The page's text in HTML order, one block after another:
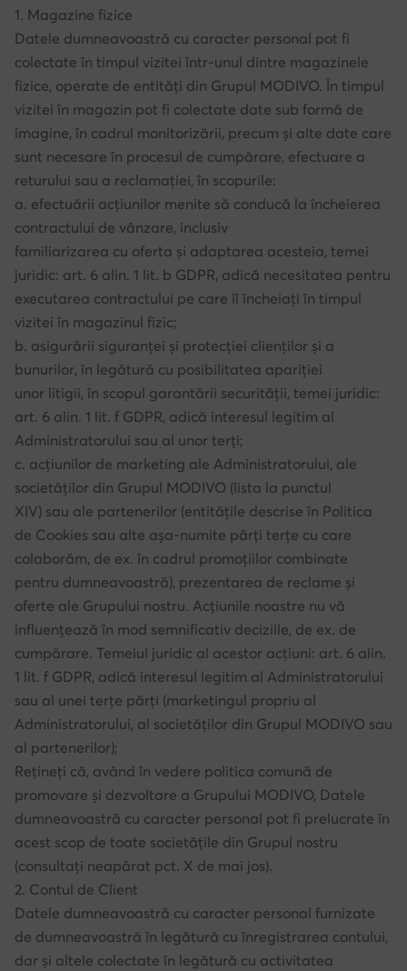
1. Magazine fizice
Datele dumneavoastră cu caracter personal pot fi
colectate în timpul vizitei într-unul dintre magazinele
fizice, operate de entități din Grupul MODIVO. În timpul
vizitei în magazin pot fi colectate date sub formă de
imagine, în cadrul monitorizării, precum și alte date care
sunt necesare în procesul de cumpărare, efectuare a
returului sau a reclamației, în scopurile:
a. efectuării acțiunilor menite să conducă la încheierea
contractului de vânzare, inclusiv
familiarizarea cu oferta și adaptarea acesteia, temei
juridic: art. 6 alin. 1 lit. b GDPR, adică necesitatea pentru
executarea contractului pe care îl încheiați în timpul
vizitei în magazinul fizic;
b. asigurării siguranței și protecției clienților și a
bunurilor, în legătură cu posibilitatea apariției
unor litigii, în scopul garantării securității, temei juridic:
art. 6 alin. 1 lit. f GDPR, adică interesul legitim al
Administratorului sau al unor terți;
c. acțiunilor de marketing ale Administratorului, ale
societăților din Grupul MODIVO (lista la punctul
XIV) sau ale partenerilor (entitățile descrise în Politica
de Cookies sau alte așa-numite părți terțe cu care
colaborăm, de ex. în cadrul promoțiilor combinate
pentru dumneavoastră), prezentarea de reclame și
oferte ale Grupului nostru. Acțiunile noastre nu vă
influențează în mod semnificativ deciziile, de ex. de
cumpărare. Temeiul juridic al acestor acțiuni: art. 6 alin.
1 lit. f GDPR, adică interesul legitim al Administratorului
sau al unei terțe părți (marketingul propriu al
Administratorului, al societăților din Grupul MODIVO sau
al partenerilor);
Rețineți că, având în vedere politica comună de
promovare și dezvoltare a Grupului MODIVO, Datele
dumneavoastră cu caracter personal pot fi prelucrate în
acest scop de toate societățile din Grupul nostru
(consultați neapărat pct. X de mai jos).
2. Contul de Client
Datele dumneavoastră cu caracter personal furnizate
de dumneavoastră în legătură cu înregistrarea contului,
dar și altele colectate în legătură cu activitatea